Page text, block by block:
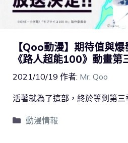
【Qoo動漫】期待值與
《路人超能100》動畫第
2021/10/19 作者: Mr. Qoo
活著就為了這部，終於等到第三
動漫情報